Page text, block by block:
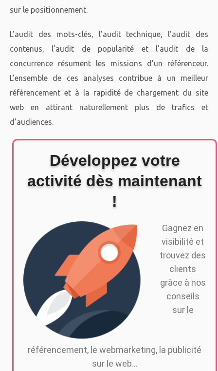
sur le positionnement.
L’audit des mots-clés, l’audit technique, l’audit des
contenus, l’audit de popularité et l’audit de la
concurrence résument les missions d’un référenceur.
L’ensemble de ces analyses contribue à un meilleur
référencement et à la rapidité de chargement du site
web en attirant naturellement plus de trafics et
d’audiences.
Développez votre
activité dès maintenant
!
Gagnez en
visibilité et
trouvez des
clients
grâce à nos
conseils
sur le
référencement, le webmarketing, la publicité
sur le web...